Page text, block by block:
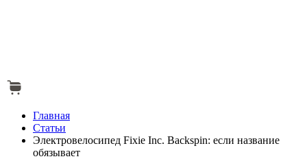
Главная
Статьи
Электровелосипед Fixie Inc. Backspin: если название
обязывает